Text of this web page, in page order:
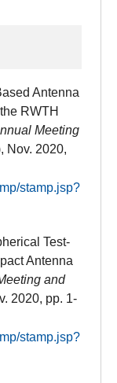
Antenna
RWTH
Meeting
Nov. 2020,
stamp.jsp?
Test-
Antenna
and
2020, pp. 1-
stamp.jsp?